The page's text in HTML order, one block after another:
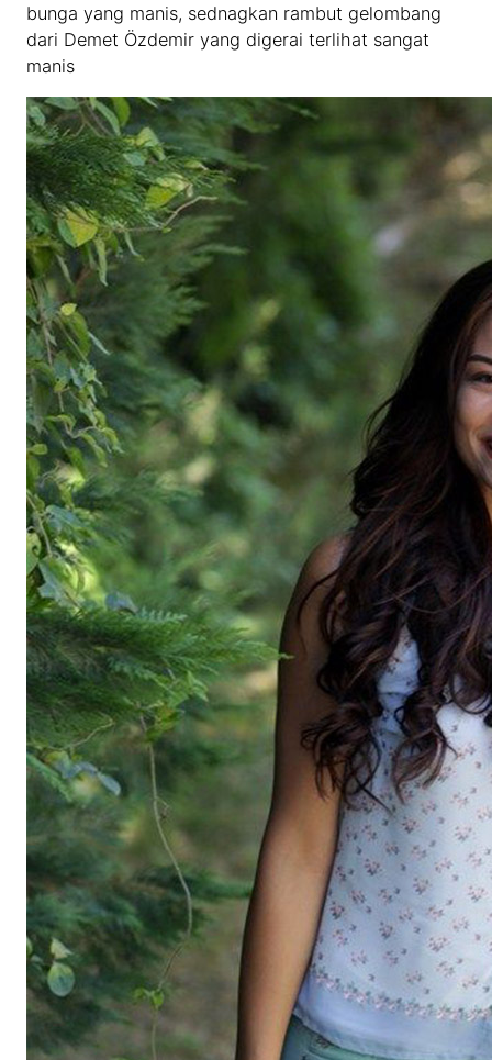
bunga yang manis, sednagkan rambut gelombang
dari Demet Özdemir yang digerai terlihat sangat
manis